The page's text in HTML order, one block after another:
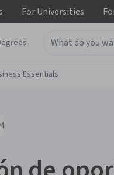
ForUniversities
Essentials